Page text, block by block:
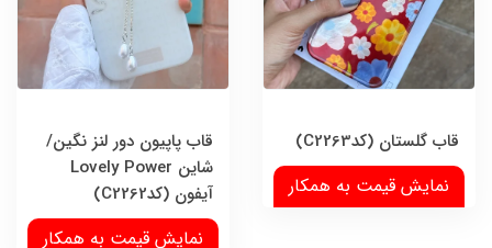
قاب گلستان (کدC2263)
نمایش قیمت به همکار
قاب پاپیون دور لنز نگین/
شاین Lovely Power
آیفون (کدC2262)
نمایش قیمت به همکار